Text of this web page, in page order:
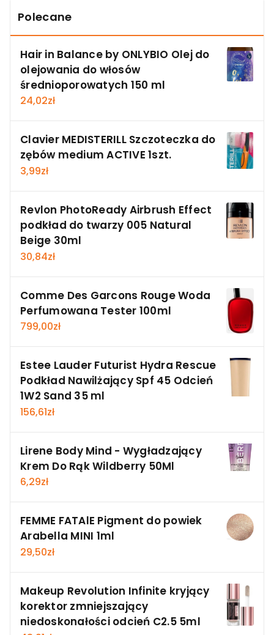
Polecane
Hair in Balance by ONLYBIO Olej do
olejowania do włosów
średnioporowatych 150 ml
24,02zł
Clavier MEDISTERILL Szczoteczka do
zębów medium ACTIVE 1szt.
3,99zł
Revlon PhotoReady Airbrush Effect
podkład do twarzy 005 Natural
Beige 30ml
30,84zł
Comme Des Garcons Rouge Woda
Perfumowana Tester 100ml
799,00zł
Estee Lauder Futurist Hydra Rescue
Podkład Nawilżający Spf 45 Odcień
1W2 Sand 35 ml
156,61zł
Lirene Body Mind - Wygładzający
Krem Do Rąk Wildberry 50Ml
6,29zł
FEMME FATAlE Pigment do powiek
Arabella MINI 1ml
29,50zł
Makeup Revolution Infinite kryjący
korektor zmniejszający
niedoskonałości odcień C2.5 5ml